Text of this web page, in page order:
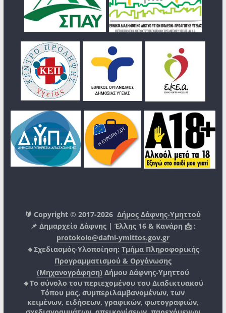
🔰 Copyright © 2017-2026Δήμος Δάφνης-Υμηττού
📌 Δημαρχείο Δάφνης | Έλλης 16 & Κανάρη 📩 :
protokolo@dafni-ymittos.gov.gr
🔹Σχεδιασμός-Υλοποίηση: Τμήμα Πληροφορικής
Προγραμματισμού & Οργάνωσης
(Μηχανογράφηση) Δήμου Δάφνης-Υμηττού
🔸Το σύνολο του περιεχομένου του Διαδικτυακού
Τόπου μας, συμπεριλαμβανομένων, των
κειμένων, ειδήσεων, γραφικών, φωτογραφιών,